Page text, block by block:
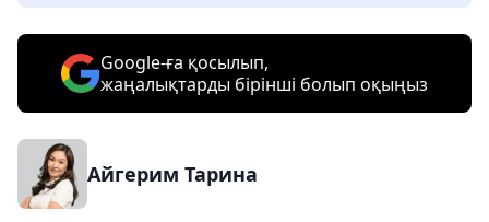
Google-ға қосылып,
жаңалықтарды бірінші болып оқыңыз
Айгерим Тарина